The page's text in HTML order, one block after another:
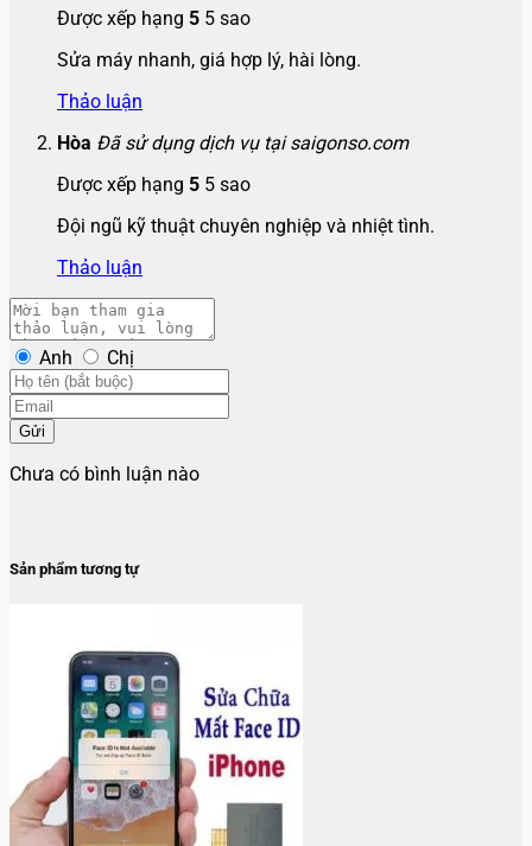
Được xếp hạng 5 5 sao
Sửa máy nhanh, giá hợp lý, hài lòng.
Thảo luận
Hòa Đã sử dụng dịch vụ tại saigonso.com
Được xếp hạng 5 5 sao
Đội ngũ kỹ thuật chuyên nghiệp và nhiệt tình.
Thảo luận
Anh Chị
Gửi
Chưa có bình luận nào
Sản phẩm tương tự